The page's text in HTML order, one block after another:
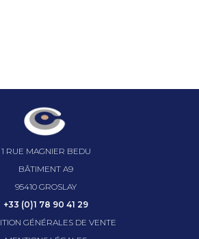
1 RUE MAGNIER BEDU
BÂTIMENT A9
95410 GROSLAY
+33 (0)1 78 90 41 29
GÉNÉRALES DE VENTE